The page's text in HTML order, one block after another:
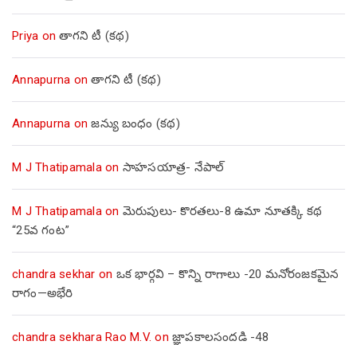
Priya onతాగని టీ (కథ)
Annapurna onతాగని టీ (కథ)
Annapurna onజన్యు బంధం (కథ)
M J Thatipamalaon సాహసయాత్ర- నేపాల్‌
M J Thatipamalaon మెరుపులు- కొరతలు-8 ఉమా నూతక్కి కథ
“25వ గంట”
chandra sekhar on ఒక భార్గవి – కొన్ని రాగాలు -20 మనోరంజకమైన
రాగం—అభేరి
chandra sekhara Rao M.V. on జ్ఞాపకాలసందడి -48